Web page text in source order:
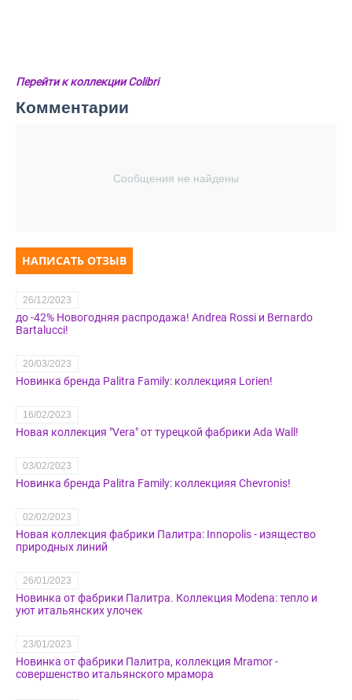
Перейти к коллекции Colibri
Комментарии
Сообщения не найдены
НАПИСАТЬ ОТЗЫВ
26/12/2023
до -42% Новогодняя распродажа! Andrea Rossi и Bernardo
Bartalucci!
20/03/2023
Новинка бренда Palitra Family: коллекцияя Lorien!
16/02/2023
Новая коллекция "Vera" от турецкой фабрики Ada Wall!
03/02/2023
Новинка бренда Palitra Family: коллекцияя Chevronis!
02/02/2023
Новая коллекция фабрики Палитра: Innopolis - изящество
природных линий
26/01/2023
Новинка от фабрики Палитра. Коллекция Modena: тепло и
уют итальянских улочек
23/01/2023
Новинка от фабрики Палитра, коллекция Mramor -
совершенство итальянского мрамора